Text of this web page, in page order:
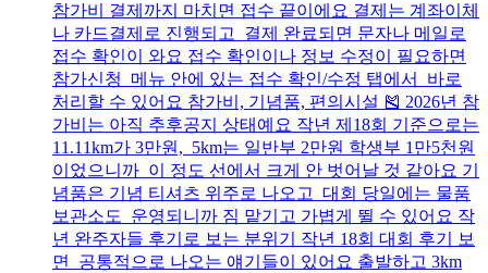
참가비 결제까지 마치면 접수 끝이에요 결제는 계좌이체
나 카드결제로 진행되고 결제 완료되면 문자나 메일로
접수 확인이 와요 접수 확인이나 정보 수정이 필요하면
참가신청 메뉴 안에 있는 접수 확인/수정 탭에서 바로
처리할 수 있어요 참가비, 기념품, 편의시설 🎽 2026년 참
가비는 아직 추후공지 상태예요 작년 제18회 기준으로는
11.11km가 3만원, 5km는 일반부 2만원 학생부 1만5천원
이었으니까 이 정도 선에서 크게 안 벗어날 것 같아요 기
념품은 기념 티셔츠 위주로 나오고 대회 당일에는 물품
보관소도 운영되니까 짐 맡기고 가볍게 뛸 수 있어요 작
년 완주자들 후기로 보는 분위기 작년 18회 대회 후기 보
면 공통적으로 나오는 얘기들이 있어요 출발하고 3km